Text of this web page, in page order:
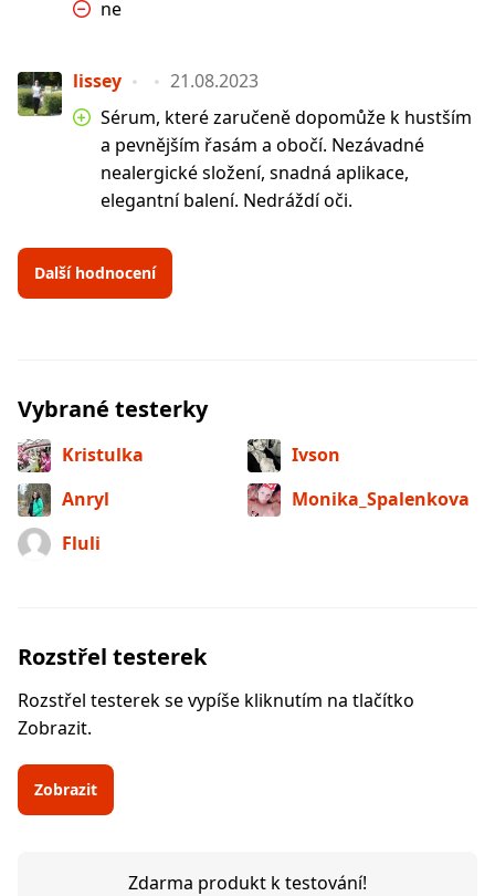
ne
lissey
21.08.2023
Sérum, které zaručeně dopomůže k hustším
a pevnějším řasám a obočí. Nezávadné
nealergické složení, snadná aplikace,
elegantní balení. Nedráždí oči.
Další hodnocení
Vybrané testerky
Kristulka
Ivson
Anryl
Monika_Spalenkova
Fluli
Rozstřel testerek
Rozstřel testerek se vypíše kliknutím na tlačítko
Zobrazit.
Zobrazit
Zdarma produkt k testování!